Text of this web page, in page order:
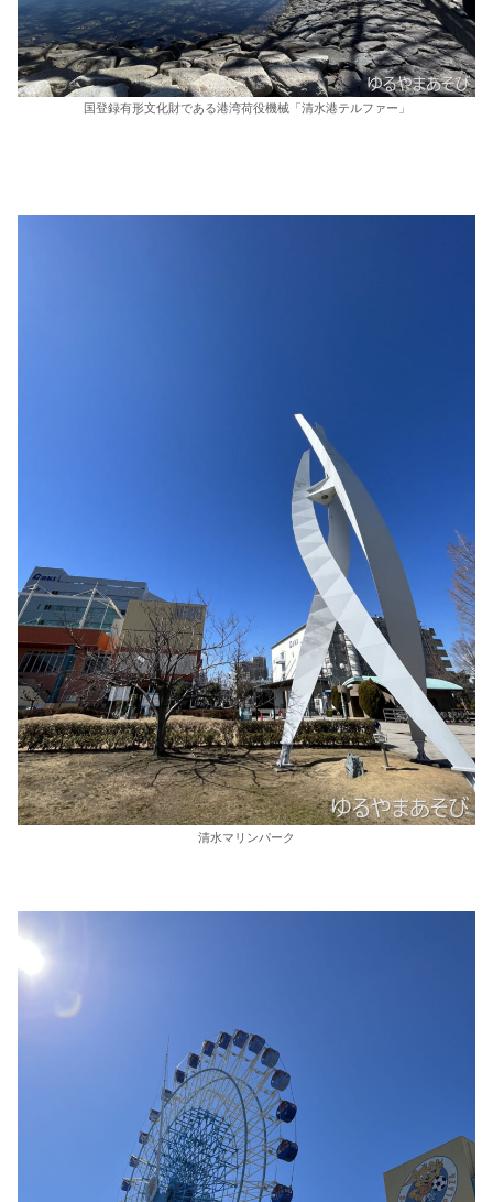
国登録有形文化財である港湾荷役機械「清水港テルファー」
清水マリンパーク